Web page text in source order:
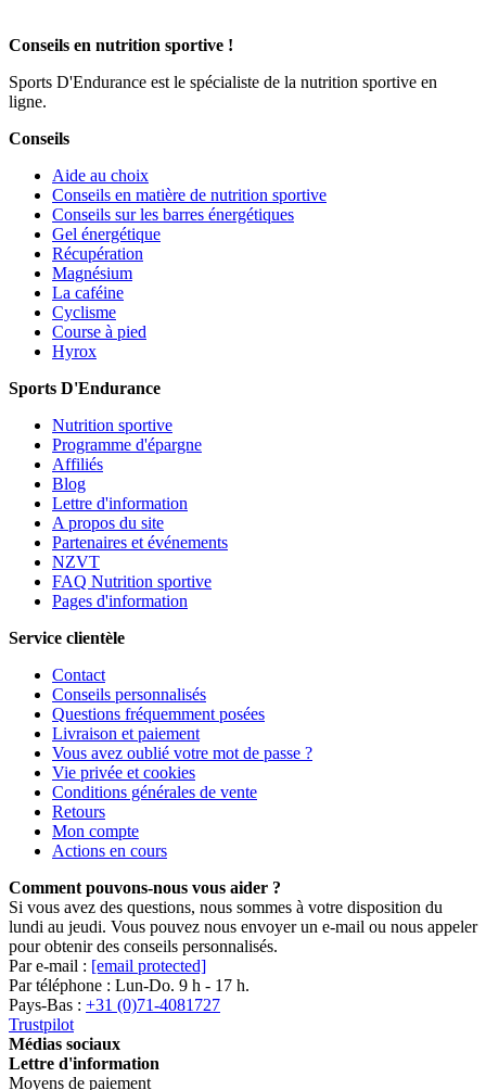
Conseils en nutrition sportive !
Sports D'Endurance est le spécialiste de la nutrition sportive en
ligne.
Conseils
Aide au choix
Conseils en matière de nutrition sportive
Conseils sur les barres énergétiques
Gel énergétique
Récupération
Magnésium
La caféine
Cyclisme
Course à pied
Hyrox
Sports D'Endurance
Nutrition sportive
Programme d'épargne
Affiliés
Blog
Lettre d'information
A propos du site
Partenaires et événements
NZVT
FAQ Nutrition sportive
Pages d'information
Service clientèle
Contact
Conseils personnalisés
Questions fréquemment posées
Livraison et paiement
Vous avez oublié votre mot de passe ?
Vie privée et cookies
Conditions générales de vente
Retours
Mon compte
Actions en cours
Comment pouvons-nous vous aider ?
Si vous avez des questions, nous sommes à votre disposition du
lundi au jeudi. Vous pouvez nous envoyer un e-mail ou nous appeler
pour obtenir des conseils personnalisés.
Par e-mail : [email protected]
Par téléphone : Lun-Do. 9 h - 17 h.
Pays-Bas : +31 (0)71-4081727
Trustpilot
Médias sociaux
Lettre d'information
Moyens de paiement